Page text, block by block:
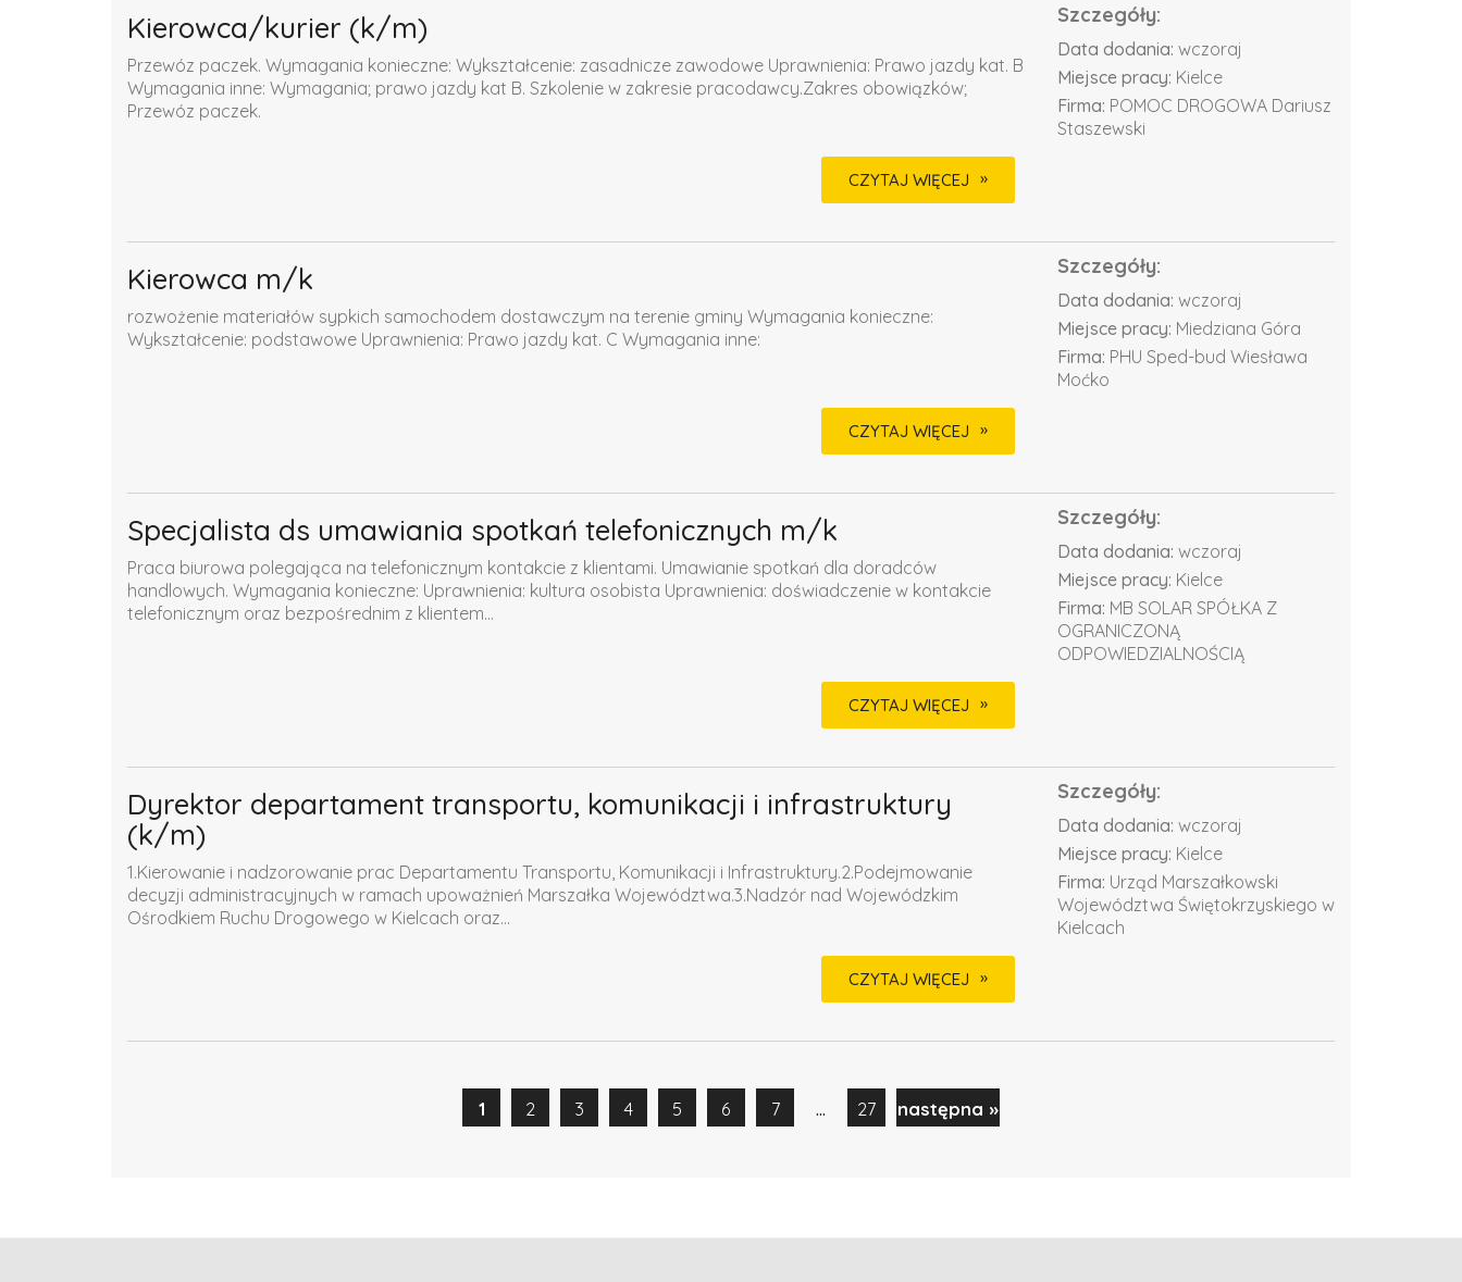
Kierowca/kurier (k/m)
Przewóz paczek. Wymagania konieczne: Wykształcenie: zasadnicze zawodowe Uprawnienia: Prawo jazdy kat. B
Wymagania inne: Wymagania; prawo jazdy kat B. Szkolenie w zakresie pracodawcy.Zakres obowiązków;
Przewóz paczek.
Szczegóły:
Data dodania: wczoraj
Miejsce pracy: Kielce
Firma: POMOC DROGOWA Dariusz
Staszewski
CZYTAJ WIĘCEJ
Kierowca m/k
rozwożenie materiałów sypkich samochodem dostawczym na terenie gminy Wymagania konieczne:
Wykształcenie: podstawowe Uprawnienia: Prawo jazdy kat. C Wymagania inne:
Szczegóły:
Data dodania: wczoraj
Miejsce pracy: Miedziana Góra
Firma: PHU Sped-bud Wiesława
Moćko
CZYTAJ WIĘCEJ
Specjalista ds umawiania spotkań telefonicznych m/k
Praca biurowa polegająca na telefonicznym kontakcie z klientami. Umawianie spotkań dla doradców
handlowych. Wymagania konieczne: Uprawnienia: kultura osobista Uprawnienia: doświadczenie w kontakcie
telefonicznym oraz bezpośrednim z klientem...
Szczegóły:
Data dodania: wczoraj
Miejsce pracy: Kielce
Firma: MB SOLAR SPÓŁKA Z
OGRANICZONĄ
ODPOWIEDZIALNOŚCIĄ
CZYTAJ WIĘCEJ
Dyrektor departament transportu, komunikacji i infrastruktury
(k/m)
1.Kierowanie i nadzorowanie prac Departamentu Transportu, Komunikacji i Infrastruktury.2.Podejmowanie
decyzji administracyjnych w ramach upoważnień Marszałka Województwa.3.Nadzór nad Wojewódzkim
Ośrodkiem Ruchu Drogowego w Kielcach oraz...
Szczegóły:
Data dodania: wczoraj
Miejsce pracy: Kielce
Firma: Urząd Marszałkowski
Województwa Świętokrzyskiego w
Kielcach
CZYTAJ WIĘCEJ
1 2 3 4 5 6 7 ... 27 następna »